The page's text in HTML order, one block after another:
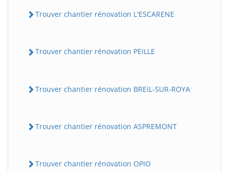
Trouver chantier rénovation L'ESCARENE
Trouver chantier rénovation PEILLE
Trouver chantier rénovation BREIL-SUR-ROYA
Trouver chantier rénovation ASPREMONT
Trouver chantier rénovation OPIO